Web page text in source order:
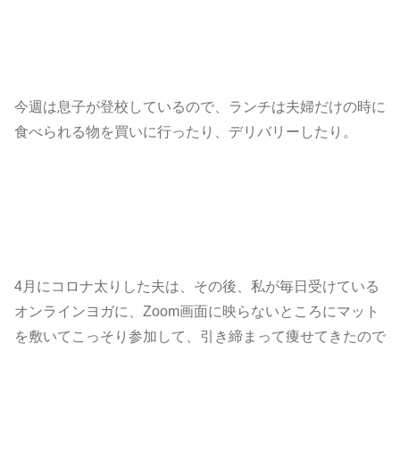
今週は息子が登校しているので、ランチは夫婦だけの時に
食べられる物を買いに行ったり、デリバリーしたり。
4月にコロナ太りした夫は、その後、私が毎日受けている
オンラインヨガに、Zoom画面に映らないところにマット
を敷いてこっそり参加して、引き締まって痩せてきたので